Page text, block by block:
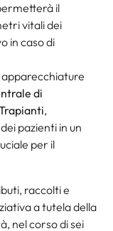
il
vitali dei
in caso di
apparecchiature
di
,
pazienti in un
per il
raccolti e
a tutela della
nel corso di sei